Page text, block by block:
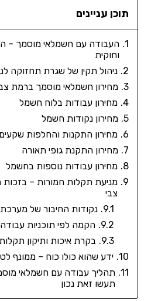
תוכן עניינים
העבודה עם חשמלאי מוסמך –
וחוקית
ניהול תקין של שגרת תחזוקה
מחירון חשמלאי מוסמך ברמת
מחירון עבודות בלוח חשמל
מחירון נקודות חשמל
מחירון התקנות והחלפות
מחירון התקנת גופי תאורה
מחירון עבודות נוספות בחשמל
מניעת תקלות חמורות –
צבי
נקודות החיבור של
הקמה לפי תוכניות עבודה
בקרת איכות ותיקון תקלות
ידע שהוא כולו כוח – ממונף
תהליך עבודה עם חשמלאי
תעשו זאת נכון